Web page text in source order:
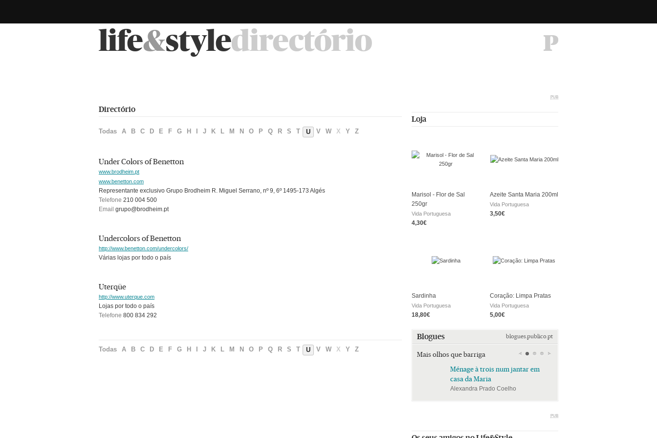
life&styledirectório
Directório
Todas A B C D E F G H J K L M N O P Q R S T U V W X Y Z
Under Colors of Benetton
www.brodheim.pt
www.benetton.com
Representante exclusivo Grupo Brodheim R. Miguel Serrano, nº 9, 6º 1495-173 Algés
Telefone 210 004 500
Email grupo@brodheim.pt
Undercolors of Benetton
http://www.benetton.com/undercolors/
Várias lojas por todo o país
Uterqüe
http://www.uterque.com
Lojas por todo o país
Telefone 800 834 292
Todas A B C D E F G H J K L M N O P Q R S T U V W X Y Z
PUB
Loja
Marisol - Flor de Sal
250gr
Vida Portuguesa
4,30€
Azeite Santa Maria 200ml
Vida Portuguesa
3,50€
Sardinha
Vida Portuguesa
18,80€
Coração: Limpa Pratas
Vida Portuguesa
5,00€
Blogues blogues.publico.pt
Mais olhos que barriga
Ménage à trois num jantar em
casa da Maria
Alexandra Prado Coelho
PUB